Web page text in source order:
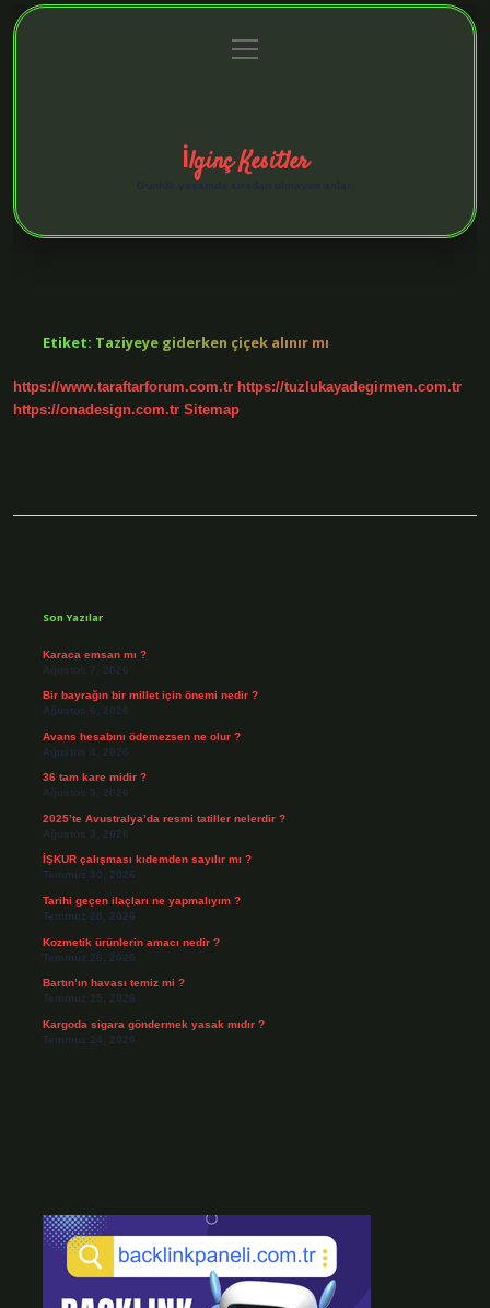
Gizlilik Politikası
menüyü
aç
İlginç Kesitler
Etiket: Taziyeye giderken çiçek alınır mı
https://www.taraftarforum.com.tr https://tuzlukayadegirmen.com.tr
https://onadesign.com.tr Sitemap
Son Yazılar
Karaca emsan mı ?
Ağustos 7, 2026
Bir bayrağın bir millet için önemi nedir ?
Ağustos 6, 2026
Avans hesabını ödemezsen ne olur ?
Ağustos 4, 2026
36 tam kare midir ?
Ağustos 3, 2026
2025’te Avustralya’da resmi tatiller nelerdir ?
Ağustos 3, 2026
İŞKUR çalışması kıdemden sayılır mı ?
Temmuz 30, 2026
Tarihi geçen ilaçları ne yapmalıyım ?
Temmuz 28, 2026
Kozmetik ürünlerin amacı nedir ?
Temmuz 26, 2026
Bartın’ın havası temiz mi ?
Temmuz 25, 2026
Kargoda sigara göndermek yasak mıdır ?
Temmuz 24, 2026